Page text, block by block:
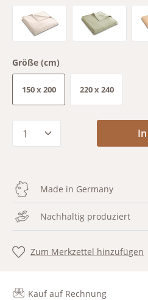
pearl salvia
Größe (cm)
150 x 200 220 x 240
Produkt Anzahl:
Made in Germany
Nachhaltig produziert
Zum Merkzettel hinzufügen
Kauf auf Rechnung